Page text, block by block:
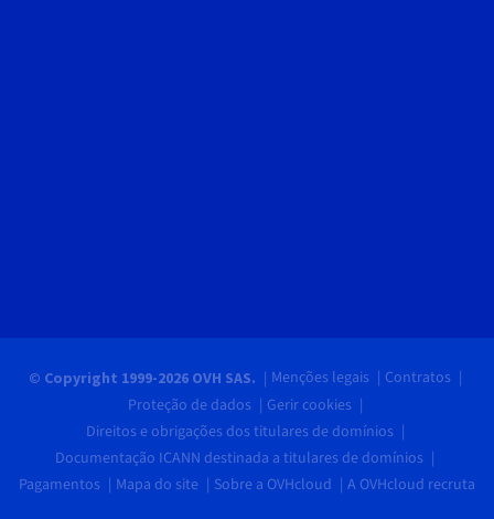
© Copyright 1999-2026 OVH SAS. Menções legais
Contratos
Proteção de dados
Gerir cookies
Direitos e obrigações dos titulares de domínios
Documentação ICANN destinada a titulares de domínios
Pagamentos
Mapa do site Sobre a OVHcloud A OVHcloud recruta